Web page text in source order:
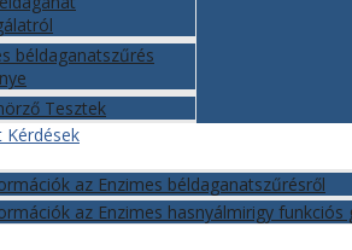
béldaganatszűrés
Tesztek
Kérdések
az Enzimes béldaganatszűrésről
az Enzimes hasnyálmirigy funkciós